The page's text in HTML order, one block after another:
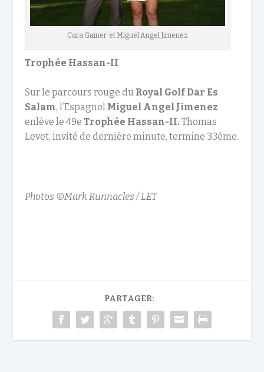
Cara Gainer et Miguel Angel Jimenez
Trophée Hassan-II
Sur le parcours rouge du Royal Golf Dar Es
Salam, l’Espagnol Miguel Angel Jimenez
enlève le 49eTrophée Hassan-II.Thomas
Levet, invité de dernière minute, termine 33ème.
Photos ©Mark Runnacles / LET
PARTAGER: